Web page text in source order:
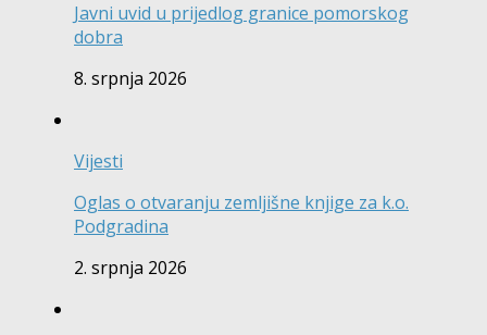
Javni uvid u prijedlog granice pomorskog
dobra
8. srpnja 2026
Vijesti
Oglas o otvaranju zemljišne knjige za k.o.
Podgradina
2. srpnja 2026